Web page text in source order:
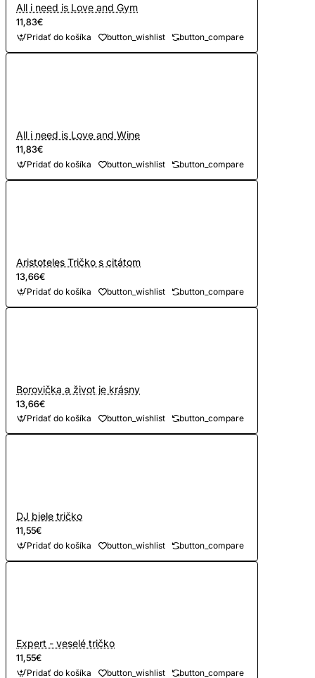
All i need is Love and Gym
11,83€
Pridať do košíka button_wishlist button_compare
All i need is Love and Wine
11,83€
Pridať do košíka button_wishlist button_compare
Aristoteles Tričko s citátom
13,66€
Pridať do košíka button_wishlist button_compare
Borovička a život je krásny
13,66€
Pridať do košíka button_wishlist button_compare
DJ biele tričko
11,55€
Pridať do košíka button_wishlist button_compare
Expert - veselé tričko
11,55€
Pridať do košíka button_wishlist button_compare